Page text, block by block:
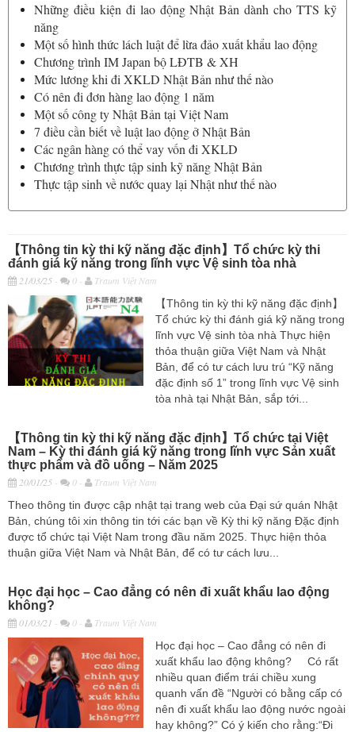
Những điều kiện đi lao động Nhật Bản dành cho TTS kỹ
năng
Một số hình thức lách luật để lừa đảo xuất khẩu lao động
Chương trình IM Japan bộ LĐTB & XH
Mức lương khi đi XKLD Nhật Bản như thế nào
Có nên đi đơn hàng lao động 1 năm
Một số công ty Nhật Bản tại Việt Nam
7 điều cần biết về luật lao động ở Nhật Bản
Các ngân hàng có thể vay vốn đi XKLD
Chương trình thực tập sinh kỹ năng Nhật Bản
Thực tập sinh về nước quay lại Nhật như thế nào
【Thông tin kỳ thi kỹ năng đặc định】Tổ chức kỳ thi
đánh giá kỹ năng trong lĩnh vực Vệ sinh tòa nhà
21/03/25 - 0 -
Traum Việt Nam
【Thông tin kỳ thi kỹ năng đặc định】
Tổ chức kỳ thi đánh giá kỹ năng trong
lĩnh vực Vệ sinh tòa nhà Thực hiện
thỏa thuận giữa Việt Nam và Nhật
Bản, để có tư cách lưu trú “Kỹ năng
đặc định số 1” trong lĩnh vực Vệ sinh
tòa nhà tại Nhật Bản, sắp tới...
【Thông tin kỳ thi kỹ năng đặc định】Tổ chức tại Việt
Nam – Kỳ thi đánh giá kỹ năng trong lĩnh vực Sản xuất
thực phẩm và đồ uống – Năm 2025
20/01/25 - 0 -
Traum Việt Nam
Theo thông tin được cập nhật tại trang web của Đại sứ quán Nhật
Bản, chúng tôi xin thông tin tới các bạn về Kỳ thi kỹ năng Đặc định
được tổ chức tại Việt Nam trong đầu năm 2025. Thực hiện thỏa
thuận giữa Việt Nam và Nhật Bản, để có tư cách lưu...
Học đại học – Cao đẳng có nên đi xuất khẩu lao động
không?
01/03/21 - 0 -
Traum Việt Nam
Học đại học – Cao đẳng có nên đi
xuất khẩu lao động không? Có rất
nhiều quan điểm trái chiều xung
quanh vấn đề “Người có bằng cấp có
nên đi xuất khẩu lao động nước ngoài
hay không?” Có ý kiến cho rằng:“Đi